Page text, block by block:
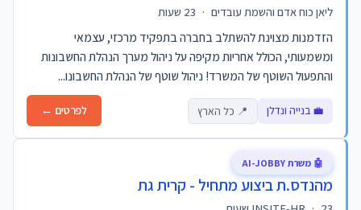
ליאן כוח אדם והשמת עובדים ·
הזדמנות מצוינת להשתלב בחברה בתפקיד מרכזי, עצמאי
ומשמעותי, הכולל אחריות מקיפה על ניהול מערך הנהלת החשבונות
והתפעול השוטף של המשרד! ניהול שוטף של הנהלת החשבונו...
💼 בנייה ונדלן 📍 כל הארץ לפרטים ←
מהנדס.ת ביצוע מתחיל - קרית גת
🤖 משרת AI-JOBBY